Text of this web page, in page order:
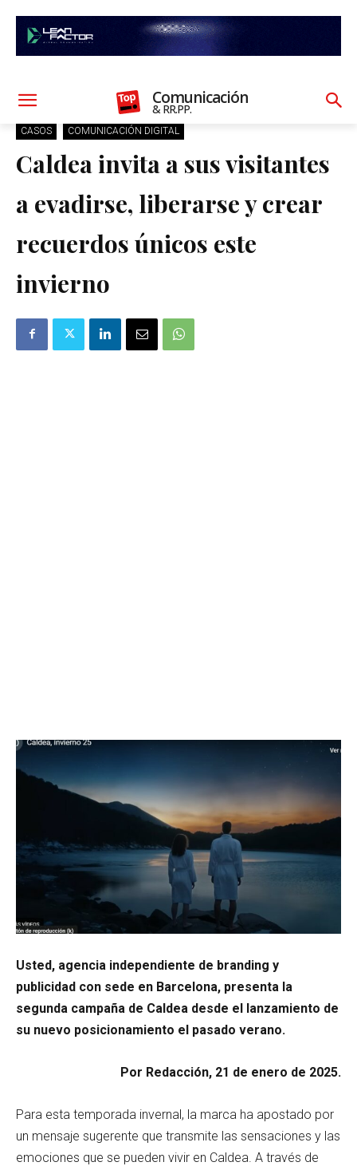
Comunicación
& RR.PP.
CASOS COMUNICACIÓN DIGITAL
Caldea invita a sus visitantes
a evadirse, liberarse y crear
recuerdos únicos este
invierno
Usted, agencia independiente de branding y
publicidad con sede en Barcelona, presenta la
segunda campaña de Caldea desde el lanzamiento de
su nuevo posicionamiento el pasado verano.
Por Redacción, 21 de enero de 2025.
Para esta temporada invernal, la marca ha apostado por
un mensaje sugerente que transmite las sensaciones y las
emociones que se pueden vivir en Caldea. A través de